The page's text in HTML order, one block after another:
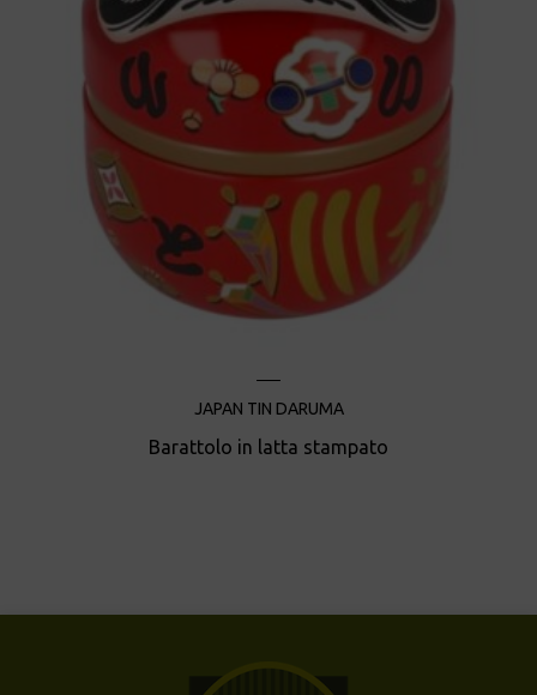
JAPAN TIN DARUMA
Barattolo in latta stampato